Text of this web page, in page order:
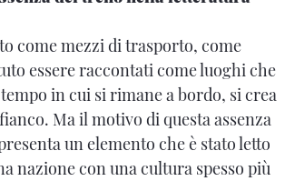
come mezzi di trasporto, come
essere raccontati come luoghi che
in cui si rimane a bordo, si crea
Ma il motivo di questa assenza
un elemento che è stato letto
nazione con una cultura spesso più